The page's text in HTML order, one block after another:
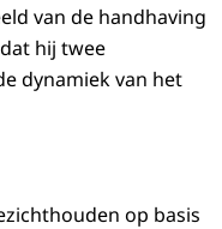
van de handhaving
hij twee
dynamiek van het
op basis